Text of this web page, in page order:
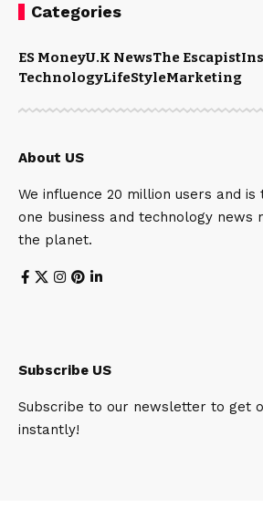
Categories
ES MoneyU.K NewsThe Escapist
TechnologyLifeStyleMarketing
About US
We influence 20 million users and is
one business and technology news
the planet.
Subscribe US
Subscribe to our newsletter to get
instantly!